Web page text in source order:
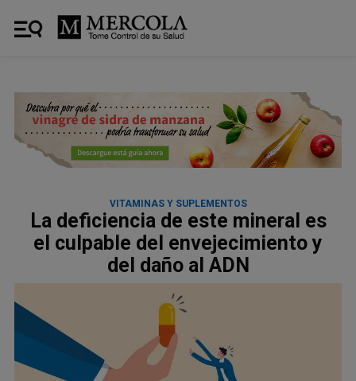
VITAMINAS Y SUPLEMENTOS
La deficiencia de este mineral es
el culpable del envejecimiento y
del daño al ADN